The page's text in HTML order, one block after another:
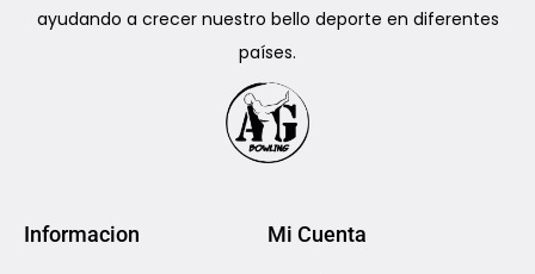
ayudando a crecer nuestro bello deporte en diferentes
países.
Informacion Mi Cuenta